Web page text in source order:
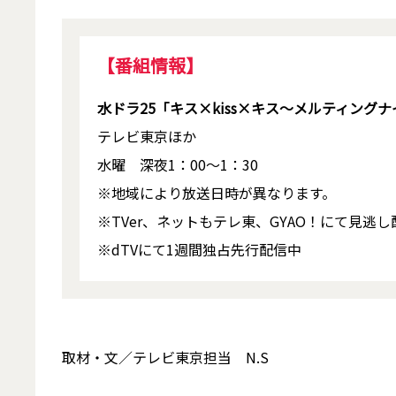
【番組情報】
水ドラ25「キス×kiss×キス～メルティングナ
テレビ東京ほか
水曜 深夜1：00～1：30
※地域により放送日時が異なります。
※TVer、ネットもテレ東、GYAO！にて見逃し
※dTVにて1週間独占先行配信中
取材・文／テレビ東京担当 N.S